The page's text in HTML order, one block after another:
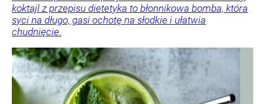
koktajl z przepisu dietetyka to błonnikowa bomba, która
syci na długo, gasi ochotę na słodkie i ułatwia
chudnięcie.